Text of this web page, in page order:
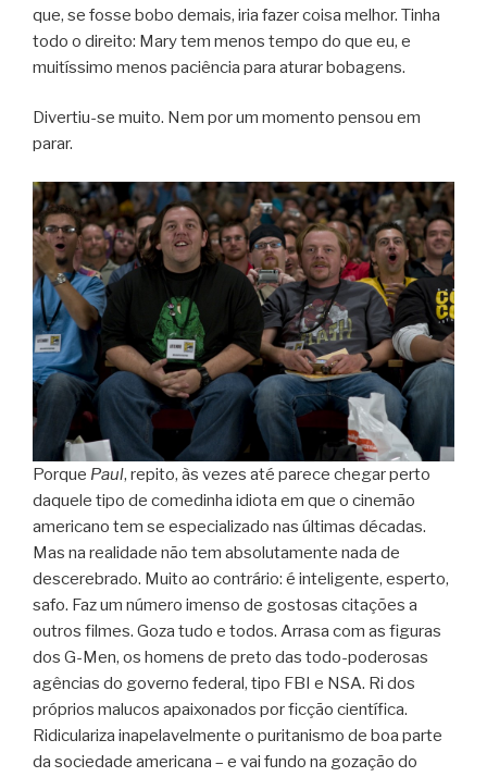
que, se fosse bobo demais, iria fazer coisa melhor. Tinha
todo o direito: Mary tem menos tempo do que eu, e
muitíssimo menos paciência para aturar bobagens.
Divertiu-se muito. Nem por um momento pensou em
parar.
Porque Paul, repito, às vezes até parece chegar perto
daquele tipo de comedinha idiota em que o cinemão
americano tem se especializado nas últimas décadas.
Mas na realidade não tem absolutamente nada de
descerebrado. Muito ao contrário: é inteligente, esperto,
safo. Faz um número imenso de gostosas citações a
outros filmes. Goza tudo e todos. Arrasa com as figuras
dos G-Men, os homens de preto das todo-poderosas
agências do governo federal, tipo FBI e NSA. Ri dos
próprios malucos apaixonados por ficção científica.
Ridiculariza inapelavelmente o puritanismo de boa parte
da sociedade americana – e vai fundo na gozação do